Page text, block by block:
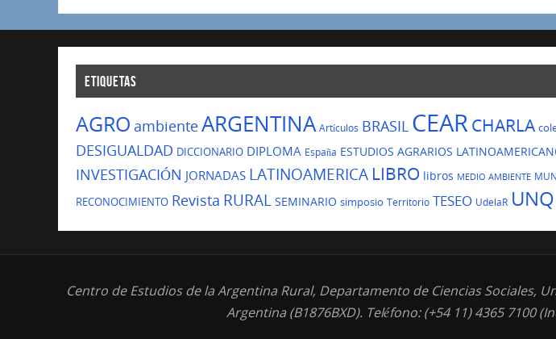
ETIQUETAS
AGRO ambienteARGENTINA Artículos BRASIL CEARCHARLA
DESIGUALDAD DICCIONARIO DIPLOMA España ESTUDIOS AGRARIOS
INVESTIGACIÓN JORNADAS LATINOAMERICA LIBRO libros MEDIO AMBIENTE
RECONOCIMIENTO Revista RURAL SEMINARIO simposio Territorio TESEO UdelaR UNQ
Centro de Estudios de la Argentina Rural, Departamento de Ciencias Sociales,
Argentina (B1876BXD). Teléfono: (+54 11) 4365 7100